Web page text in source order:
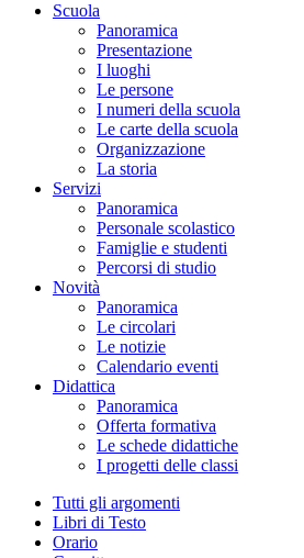
Scuola
Panoramica
Presentazione
I luoghi
Le persone
I numeri della scuola
Le carte della scuola
Organizzazione
La storia
Servizi
Panoramica
Personale scolastico
Famiglie e studenti
Percorsi di studio
Novità
Panoramica
Le circolari
Le notizie
Calendario eventi
Didattica
Panoramica
Offerta formativa
Le schede didattiche
I progetti delle classi
Tutti gli argomenti
Libri di Testo
Orario